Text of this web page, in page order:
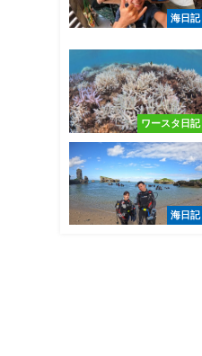
海日記
ワースタ日記
海日記